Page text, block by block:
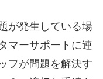
が発生している場
マーサポートに連
フが問題を解決す